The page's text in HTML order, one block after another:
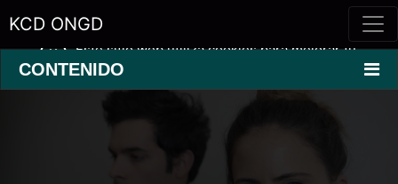
KCD ONGD
CONTENIDO
Este sitio web utiliza cookies para mejorar tu
experiencia.